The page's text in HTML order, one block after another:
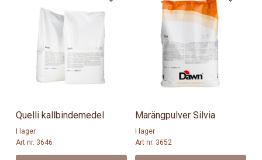
Quelli kallbindemedel
I lager
Art nr. 3646
Marängpulver Silvia
I lager
Art nr. 3652